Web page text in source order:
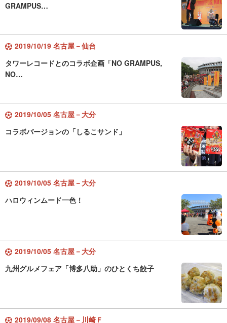
GRAMPUS…
2019/10/19 名古屋－仙台
タワーレコードとのコラボ企画「NO GRAMPUS,
NO…
2019/10/05 名古屋－大分
コラボバージョンの「しるこサンド」
2019/10/05 名古屋－大分
ハロウィンムード一色！
2019/10/05 名古屋－大分
九州グルメフェア「博多八助」のひとくち餃子
2019/09/08 名古屋－川崎Ｆ